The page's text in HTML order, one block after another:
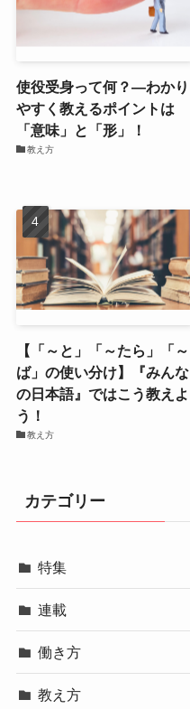
使役受身って何？―わかり
やすく教えるポイントは
「意味」と「形」！
教え方
【「～と」「～たら」「～
ば」の使い分け】『みんな
の日本語』ではこう教えよ
う！
教え方
カテゴリー
特集
連載
働き方
教え方